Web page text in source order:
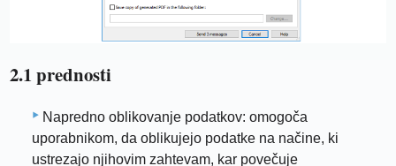
2.1 prednosti
Napredno oblikovanje podatkov: omogoča
uporabnikom, da oblikujejo podatke na načine, ki
ustrezajo njihovim zahtevam, kar povečuje